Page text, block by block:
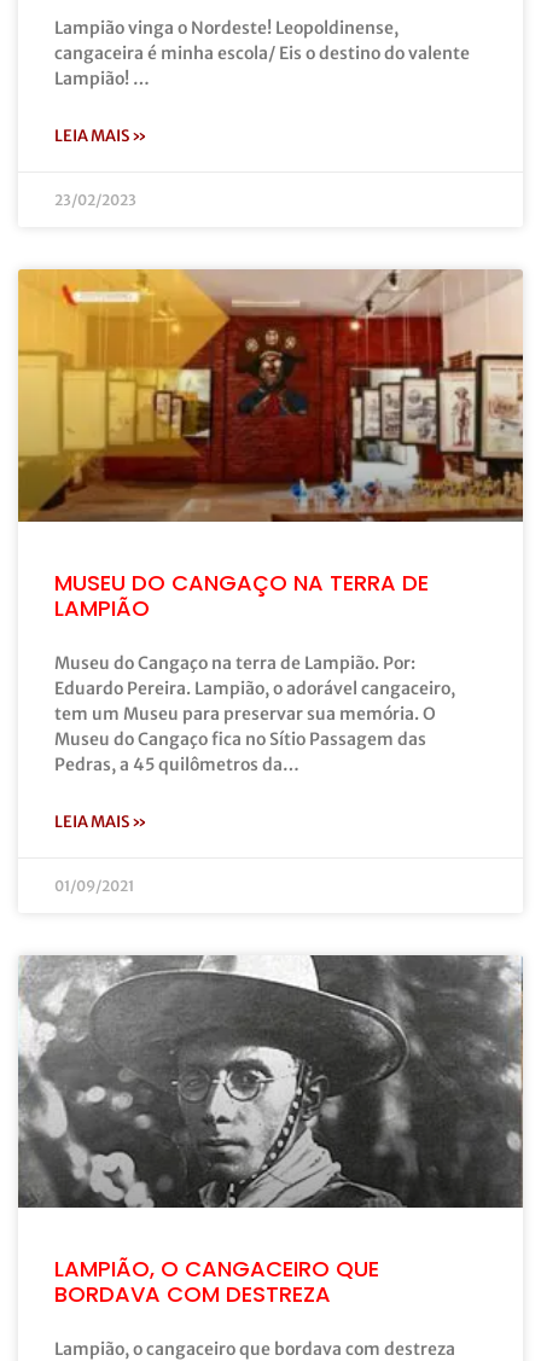
Lampião vinga o Nordeste! Leopoldinense,
cangaceira é minha escola/ Eis o destino do valente
Lampião! …
LEIA MAIS »
23/02/2023
MUSEU DO CANGAÇO NA TERRA DE
LAMPIÃO
Museu do Cangaço na terra de Lampião. Por:
Eduardo Pereira. Lampião, o adorável cangaceiro,
tem um Museu para preservar sua memória. O
Museu do Cangaço fica no Sítio Passagem das
Pedras, a 45 quilômetros da…
LEIA MAIS »
01/09/2021
LAMPIÃO, O CANGACEIRO QUE
BORDAVA COM DESTREZA
Lampião, o cangaceiro que bordava com destreza